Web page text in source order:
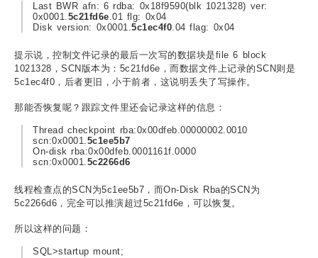
Last BWR afn: 6 rdba: 0x18f9590(blk 1021328) ver:
0x0001.5c21fd6e.01 flg: 0x04
Disk version: 0x0001.5c1ec4f0.04 flag: 0x04
提示说，控制文件记录的最后一次写的数据块是file 6 block
1021328，SCN版本为：5c21fd6e，而数据文件上记录的SCN则是
5c1ec4f0，后者更旧，小于前者，这说明丢失了写操作。
那能否恢复呢？跟踪文件里还会记录这样的信息：
Thread checkpoint rba:0x00dfeb.00000002.0010
scn:0x0001.5c1ee5b7
On-disk rba:0x00dfeb.0001161f.0000
scn:0x0001.5c2266d6
线程检查点的SCN为5c1ee5b7，而On-Disk Rba的SCN为
5c2266d6，完全可以推演超过5c21fd6e，可以恢复。
所以这样的问题：
SQL>startup mount;